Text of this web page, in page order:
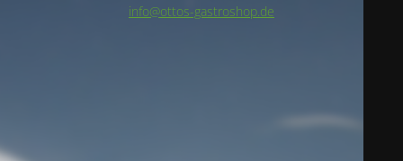
info@ottos-gastroshop.de